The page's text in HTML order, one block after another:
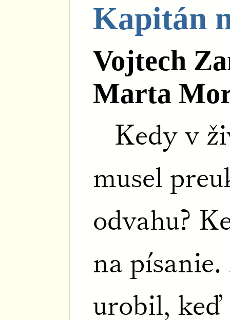
Kapitán
Vojtech
Marta
Kedy v
musel
odvahu?
na
urobil,